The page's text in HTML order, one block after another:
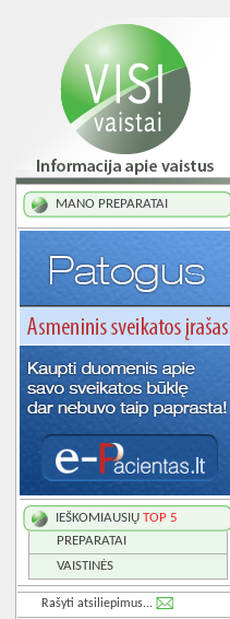
MANO PREPARATAI
IEŠKOMIAUSIŲ TOP 5
PREPARATAI
VAISTINĖS
Rašyti atsiliepimus...